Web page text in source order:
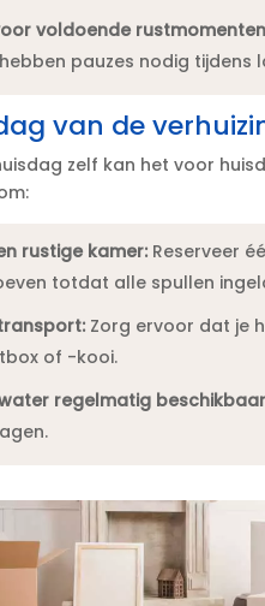
voldoende
pauzes nodig tijdens
van de
zelf kan het voor
rustige kamer: Reserveer
totdat alle spullen
Zorg ervoor dat je
of -kooi.​
regelmatig